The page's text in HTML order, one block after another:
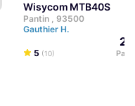
Wisycom MTB40S
Pantin , 93500
Gauthier H.
5 (10) Par